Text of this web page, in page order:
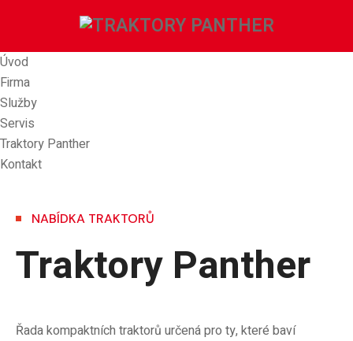
Úvod
Firma
Služby
Servis
Traktory Panther
Kontakt
NABÍDKA TRAKTORŮ
Traktory Panther
Řada kompaktních traktorů určená pro ty, které baví